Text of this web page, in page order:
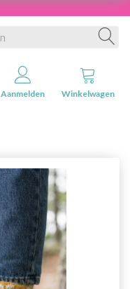
Aanmelden Winkelwagen